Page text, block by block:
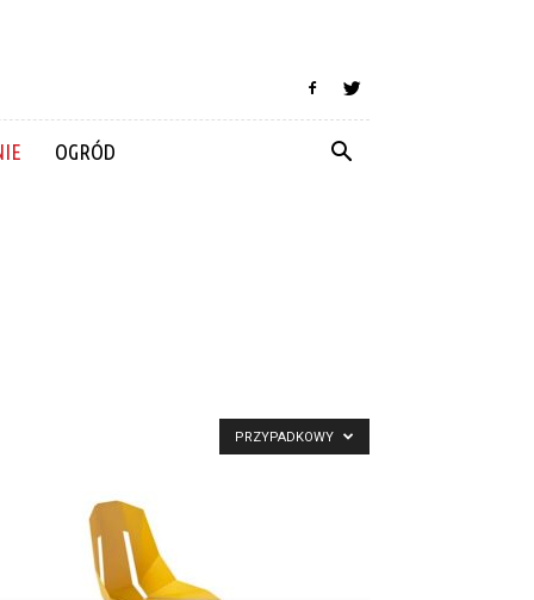
OGRÓD
PRZYPADKOWY